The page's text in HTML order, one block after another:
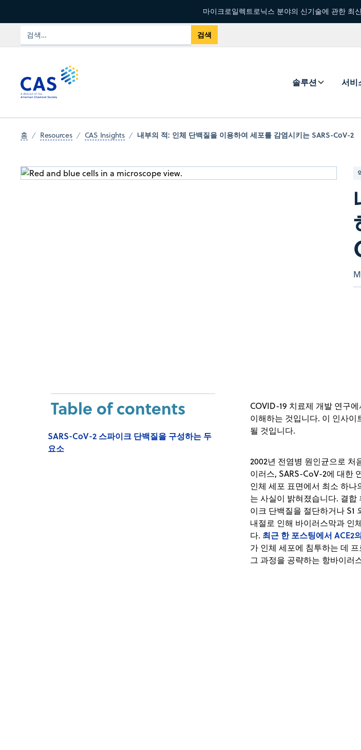
마이크로일렉트로닉스 분야의 신기술에 관한 최
솔루션 서비
홈 Resources CAS Insights 내부의 적: 인체 단백질을 이용하여 세포를 감염시키는 SARS-CoV-2
Table of contents
SARS-CoV-2 스파이크 단백질을 구성하는 두
요소
COVID-19 치료제 개발 연구
이해하는 것입니다. 이 인사
될 것입니다.
2002년 전염병 원인균으로 처
이러스, SARS-CoV-2에 대한
인체 세포 표면에서 최소 하
는 사실이 밝혀졌습니다. 결
이크 단백질을 절단하거나
내절로 인해 바이러스막과 인
다. 최근 한 포스팅에서 ACE2
가 인체 세포에 침투하는 데
그 과정을 공략하는 항바이러